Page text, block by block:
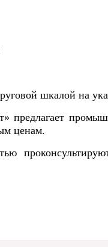
шкалой на
предлагает
ценам.